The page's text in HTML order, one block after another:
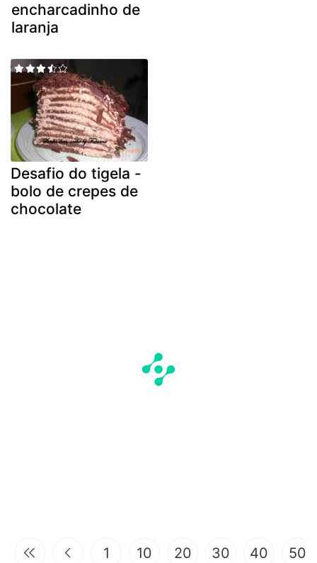
encharcadinho de
laranja
Desafio do tigela -
bolo de crepes de
chocolate
1 10 20 30 40 50